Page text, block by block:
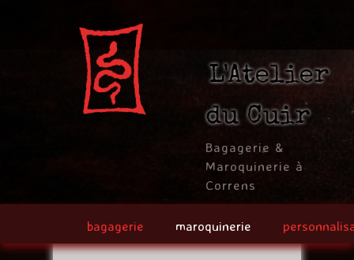
L'Atelier
du Cuir
Bagagerie &
Maroquinerie à
Correns
bagagerie maroquinerie